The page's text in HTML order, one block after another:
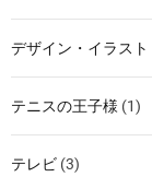
デザイン・イラスト
テニスの王子様 (1)
テレビ (3)